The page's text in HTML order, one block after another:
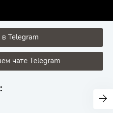
Telegram
чате Telegram